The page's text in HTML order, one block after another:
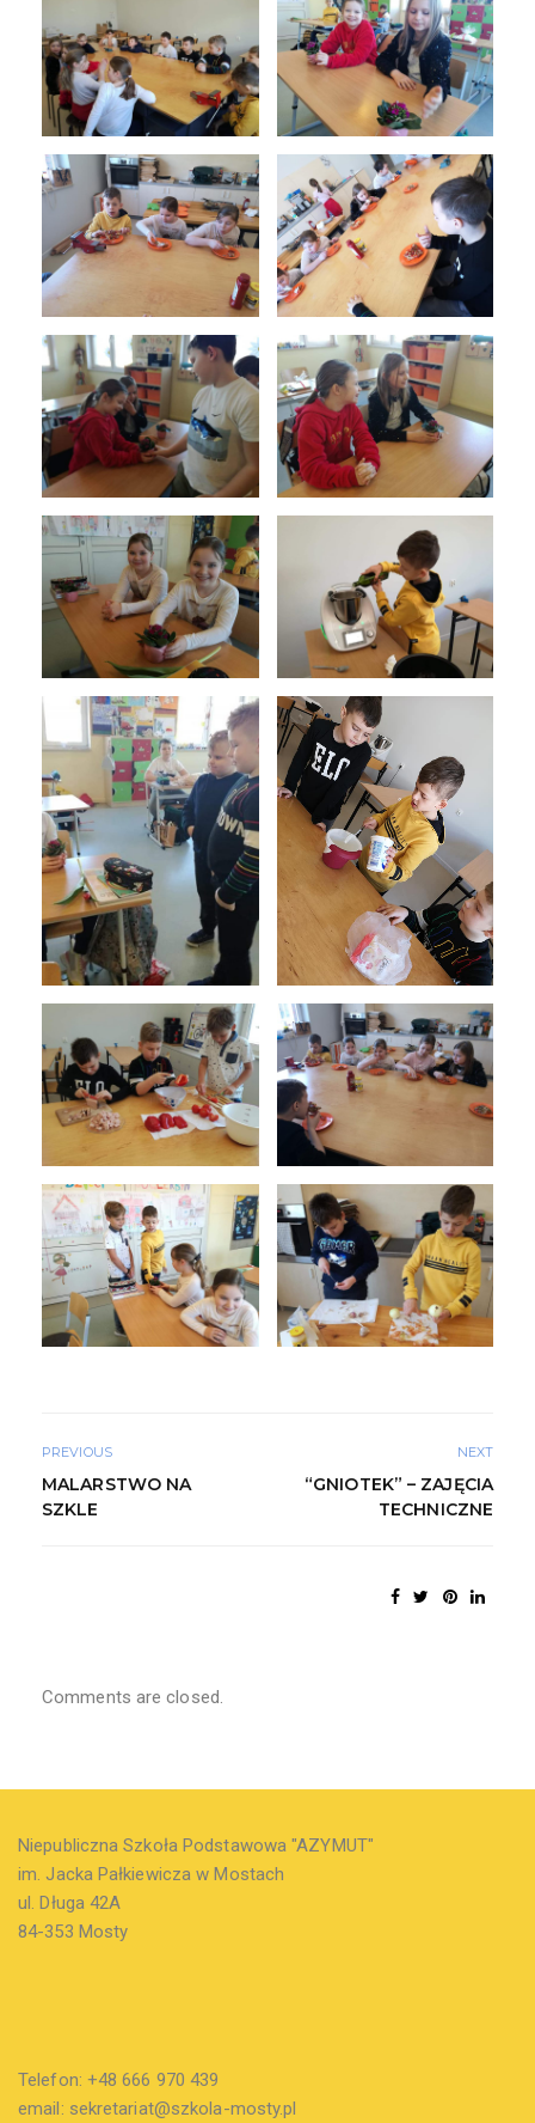
PREVIOUS
MALARSTWO NA
SZKLE
NEXT
“GNIOTEK” – ZAJĘCIA
TECHNICZNE
Comments are closed.
Niepubliczna Szkoła Podstawowa "AZYMUT"
im. Jacka Pałkiewicza w Mostach
ul. Długa 42A
84-353 Mosty
Telefon: +48 666 970 439
email: sekretariat@szkola-mosty.pl